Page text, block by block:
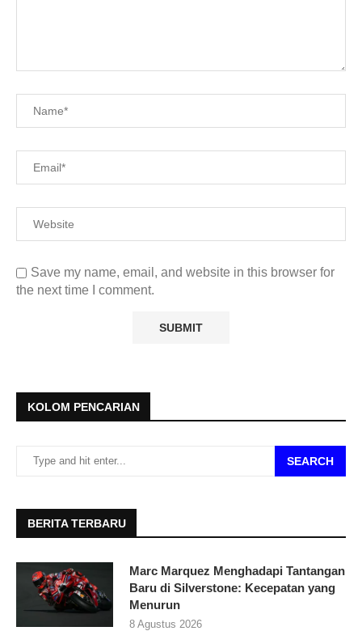
Save my name, email, and website in this browser for
the next time I comment.
KOLOM PENCARIAN
SEARCH
BERITA TERBARU
Marc Marquez Menghadapi Tantangan
Baru di Silverstone: Kecepatan yang
Menurun
8 Agustus 2026